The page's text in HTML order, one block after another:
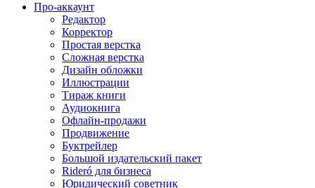
Про-аккаунт
Редактор
Корректор
Простая верстка
Сложная верстка
Дизайн обложки
Иллюстрации
Тираж книги
Аудиокнига
Офлайн-продажи
Продвижение
Буктрейлер
Большой издательский пакет
Rideró для бизнеса
Юридический советник